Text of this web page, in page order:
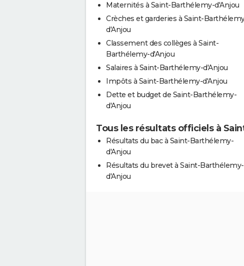
Maternités à Saint-Barthélemy-d'Anjou
Crèches et garderies à Saint-
d'Anjou
Classement des collèges à Saint-
Barthélemy-d'Anjou
Salaires à Saint-Barthélemy-d'Anjou
Impôts à Saint-Barthélemy-d'Anjou
Dette et budget de Saint-Barthélemy-
d'Anjou
Tous les résultats officiels à
Résultats du bac à Saint-Barthélemy-
d'Anjou
Résultats du brevet à Saint-Barthélemy-
d'Anjou